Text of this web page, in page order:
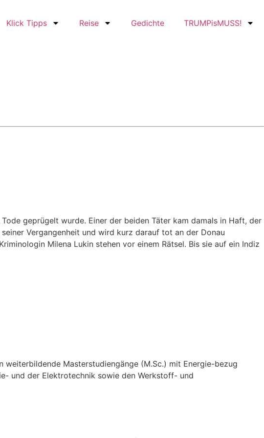
Klick Tipps Reise Gedichte TRUMPisMUSS!
geprügelt wurde. Einer der beiden Täter kam damals in Haft, der
Vergangenheit und wird kurz darauf tot an der Donau
Milena Lukin stehen vor einem Rätsel. Bis sie auf ein Indiz
weiterbildende Masterstudiengänge (M.Sc.) mit Energie-bezug
und der Elektrotechnik sowie den Werkstoff- und